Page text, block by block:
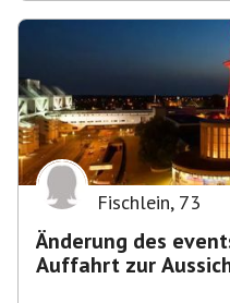
Fischlein, 73
Änderung des
Auffahrt zur